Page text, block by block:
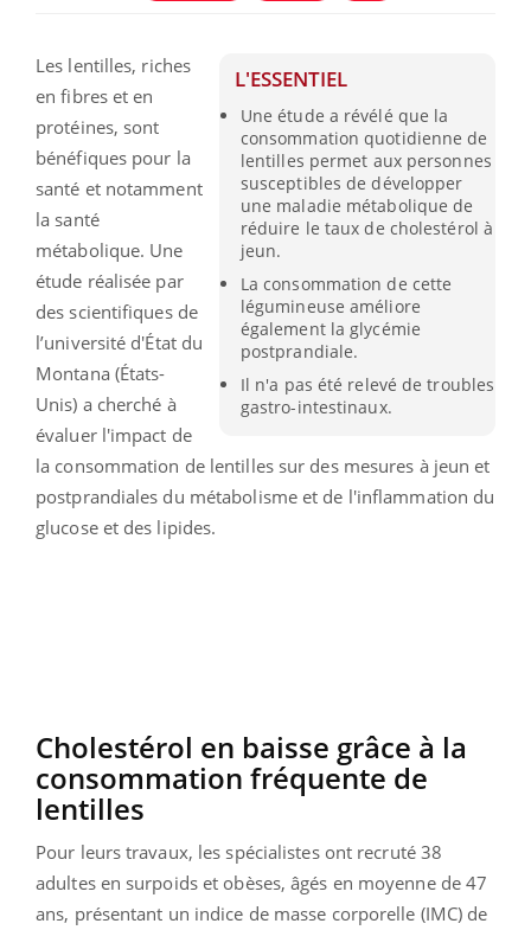
L'ESSENTIEL
Une étude a révélé que la
consommation quotidienne de
lentilles permet aux personnes
susceptibles de développer
une maladie métabolique de
réduire le taux de cholestérol à
jeun.
La consommation de cette
légumineuse améliore
également la glycémie
postprandiale.
Il n'a pas été relevé de troubles
gastro-intestinaux.
Les lentilles, riches
en fibres et en
protéines, sont
bénéfiques pour la
santé et notamment
la santé
métabolique. Une
étude réalisée par
des scientifiques de
l’université d'État du
Montana (États-
Unis) a cherché à
évaluer l'impact de
la consommation de lentilles sur des mesures à jeun et
postprandiales du métabolisme et de l'inflammation du
glucose et des lipides.
Cholestérol en baisse grâce à la
consommation fréquente de
lentilles
Pour leurs travaux, les spécialistes ont recruté 38
adultes en surpoids et obèses, âgés en moyenne de 47
ans, présentant un indice de masse corporelle (IMC) de